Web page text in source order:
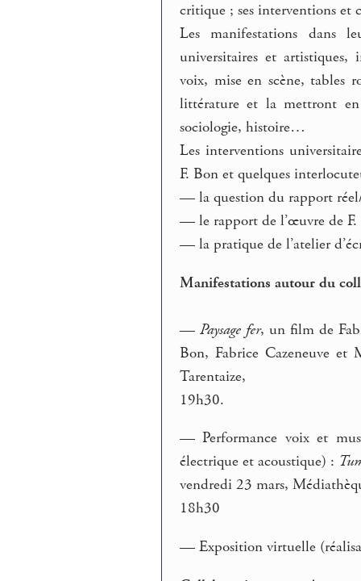
critique ; ses interventions et
Les manifestations dans
universitaires et
voix, mise en scène, tables
littérature et la mettront en
sociologie, histoire…
Les interventions
F. Bon et quelques
— la question du rapport
— le rapport de l’œuvre de F.
— la pratique de l’atelier
Manifestations autour du
—Paysage fer, un film de
Bon, Fabrice Cazeneuve et
Tarentaize,
19h30.
— Performance voix et
électrique et acoustique) :
vendredi 23 mars,
18h30
— Exposition virtuelle